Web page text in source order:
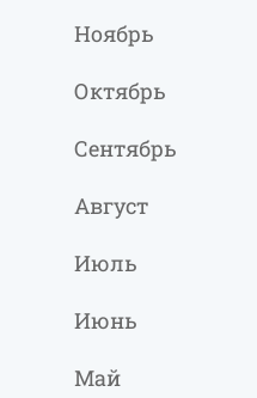
Ноябрь
Октябрь
Сентябрь
Август
Июль
Июнь
Май